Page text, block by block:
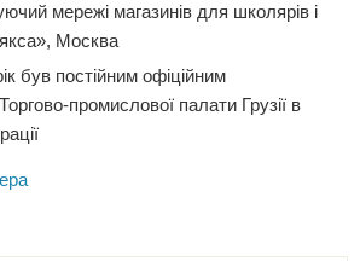
мережі магазинів для школярів і
Москва
був постійним офіційним
промислової палати Грузії в